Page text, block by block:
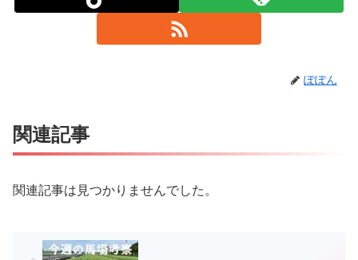
ぽぽん
関連記事
関連記事は見つかりませんでした。